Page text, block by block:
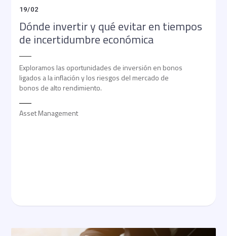
19/02
Dónde invertir y qué evitar en tiempos
de incertidumbre económica
Exploramos las oportunidades de inversión en bonos
ligados a la inflación y los riesgos del mercado de
bonos de alto rendimiento.
Asset Management